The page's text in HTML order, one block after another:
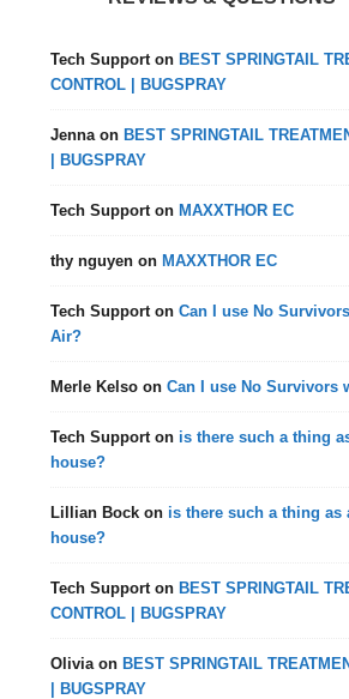
Tech Supporton BEST SPRINGTAIL
CONTROL | BUGSPRAY
Jennaon BEST SPRINGTAIL
| BUGSPRAY
Tech Supporton MAXXTHOR EC
thy nguyen on MAXXTHOR EC
Tech SupportonCan I use No
Air?
Merle Kelso onCan I use No Survivors
Tech Supporton is there such a thing
house?
Lillian Bock on is there such a thing as
house?
Tech Supporton BEST SPRINGTAIL
CONTROL | BUGSPRAY
Oliviaon BEST SPRINGTAIL
| BUGSPRAY